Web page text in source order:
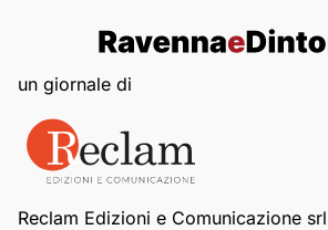
un giornale di
Reclam Edizioni e Comunicazione srl